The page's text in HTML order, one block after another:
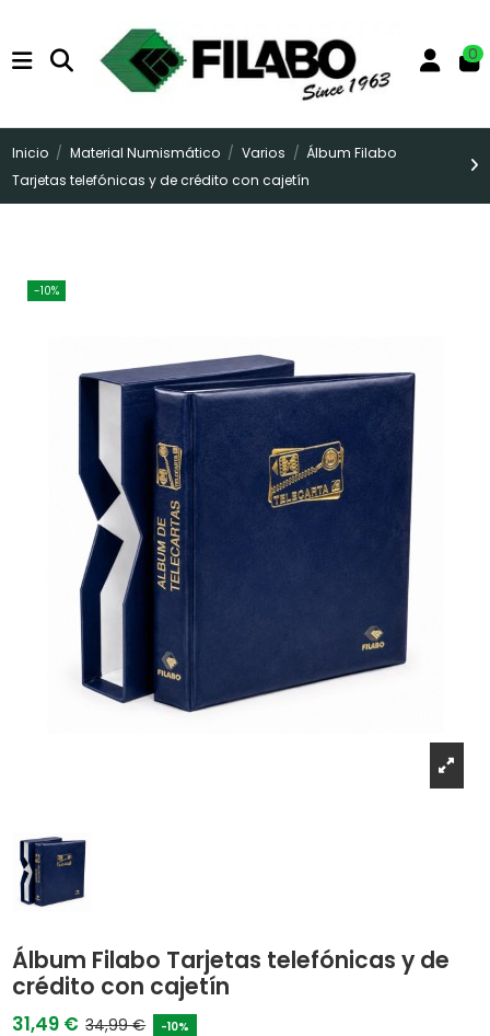
0
Inicio Material Numismático Varios
Álbum Filabo
Tarjetas telefónicas y de crédito con cajetín
-10%
Álbum Filabo Tarjetas telefónicas y de
crédito con cajetín
31,49 € 34,99 € -10%